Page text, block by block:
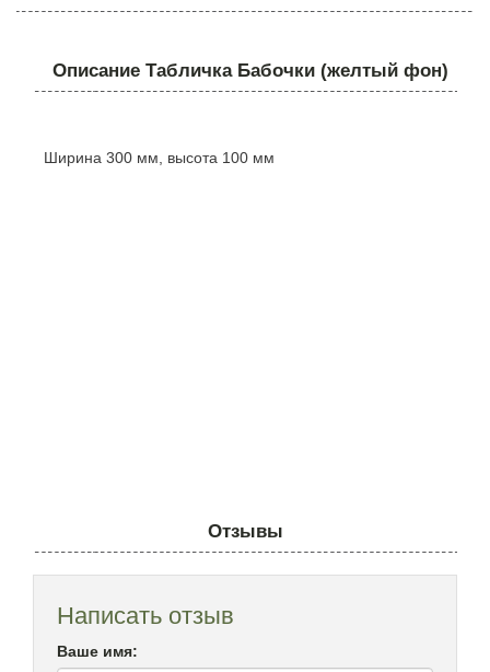
Описание Табличка Бабочки (желтый фон)
Ширина 300 мм, высота 100 мм
Отзывы
Написать отзыв
Ваше имя: